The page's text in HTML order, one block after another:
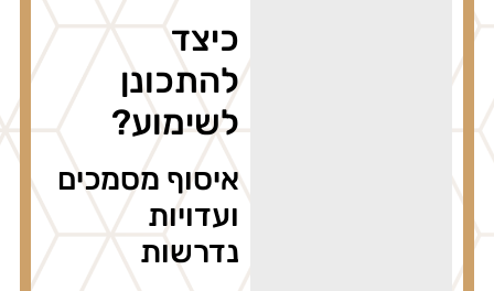
כיצד
להתכונן
לשימוע?
איסוף מסמכים
ועדויות
נדרשות